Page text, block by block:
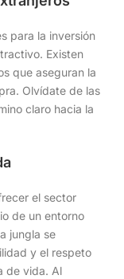
para la inversión
Existen
que aseguran la
Olvídate de las
claro hacia la
el sector
de un entorno
jungla se
y el respeto
de vida. Al